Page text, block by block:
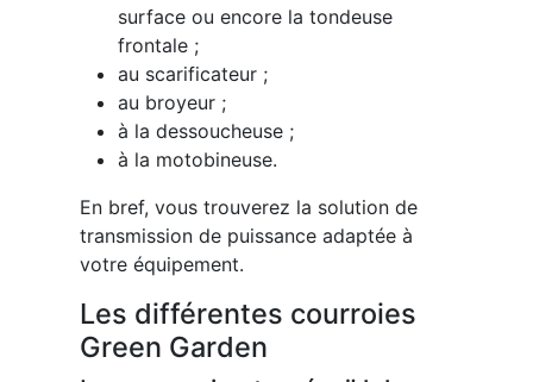
surface ou encore la tondeuse
frontale ;
au scarificateur ;
au broyeur ;
à la dessoucheuse ;
à la motobineuse.
En bref, vous trouverez la solution de
transmission de puissance adaptée à
votre équipement.
Les différentes courroies
Green Garden